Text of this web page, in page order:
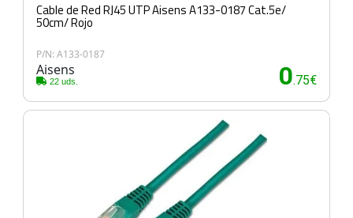
Cable de Red RJ45 UTP Aisens A133-0187 Cat.5e/
50cm/ Rojo
P/N: A133-0187
Aisens
22 uds. 0.75€